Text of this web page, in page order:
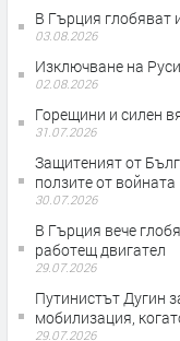
В Гърция глобяват
03.08.2026
Изключване на
02.08.2026
Горещини и силен
31.07.2026
Защитеният от
ползите от войната
30.07.2026
В Гърция вече
работещ двигател
29.07.2026
Путинистът Дугин
мобилизация,
29.07.2026